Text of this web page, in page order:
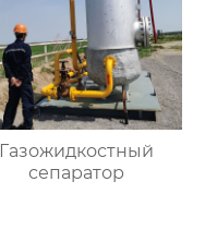
Газожидкостный
сепаратор